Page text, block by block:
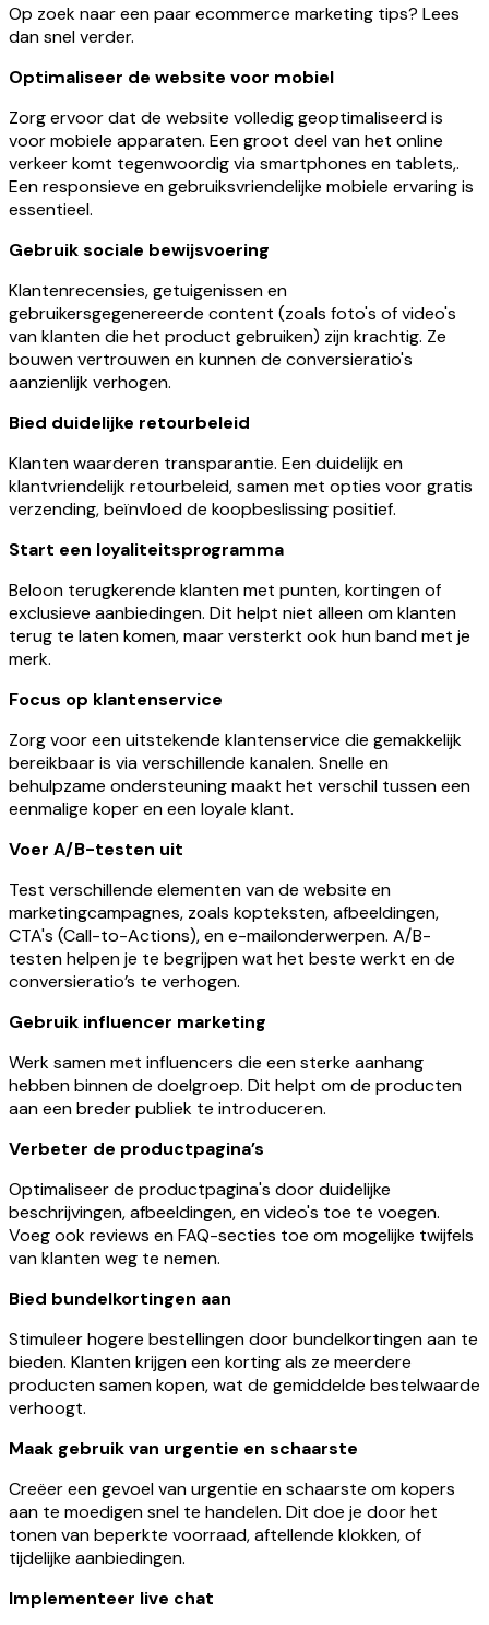
Op zoek naar een paar ecommerce marketing tips? Lees
dan snel verder.
Optimaliseer de website voor mobiel
Zorg ervoor dat de website volledig geoptimaliseerd is
voor mobiele apparaten. Een groot deel van het online
verkeer komt tegenwoordig via smartphones en tablets,.
Een responsieve en gebruiksvriendelijke mobiele ervaring is
essentieel.
Gebruik sociale bewijsvoering
Klantenrecensies, getuigenissen en
gebruikersgegenereerde content (zoals foto's of video's
van klanten die het product gebruiken) zijn krachtig. Ze
bouwen vertrouwen en kunnen de conversieratio's
aanzienlijk verhogen.
Bied duidelijke retourbeleid
Klanten waarderen transparantie. Een duidelijk en
klantvriendelijk retourbeleid, samen met opties voor gratis
verzending, beïnvloed de koopbeslissing positief.
Start een loyaliteitsprogramma
Beloon terugkerende klanten met punten, kortingen of
exclusieve aanbiedingen. Dit helpt niet alleen om klanten
terug te laten komen, maar versterkt ook hun band met je
merk.
Focus op klantenservice
Zorg voor een uitstekende klantenservice die gemakkelijk
bereikbaar is via verschillende kanalen. Snelle en
behulpzame ondersteuning maakt het verschil tussen een
eenmalige koper en een loyale klant.
Voer A/B-testen uit
Test verschillende elementen van de website en
marketingcampagnes, zoals kopteksten, afbeeldingen,
CTA's (Call-to-Actions), en e-mailonderwerpen. A/B-
testen helpen je te begrijpen wat het beste werkt en de
conversieratio’s te verhogen.
Gebruik influencer marketing
Werk samen met influencers die een sterke aanhang
hebben binnen de doelgroep. Dit helpt om de producten
aan een breder publiek te introduceren.
Verbeter de productpagina’s
Optimaliseer de productpagina's door duidelijke
beschrijvingen, afbeeldingen, en video's toe te voegen.
Voeg ook reviews en FAQ-secties toe om mogelijke twijfels
van klanten weg te nemen.
Bied bundelkortingen aan
Stimuleer hogere bestellingen door bundelkortingen aan te
bieden. Klanten krijgen een korting als ze meerdere
producten samen kopen, wat de gemiddelde bestelwaarde
verhoogt.
Maak gebruik van urgentie en schaarste
Creëer een gevoel van urgentie en schaarste om kopers
aan te moedigen snel te handelen. Dit doe je door het
tonen van beperkte voorraad, aftellende klokken, of
tijdelijke aanbiedingen.
Implementeer live chat